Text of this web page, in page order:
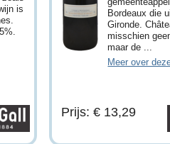
is
Bordeaux die
Gironde.
misschien
maar de ...
Meer over
Prijs: € 13,29